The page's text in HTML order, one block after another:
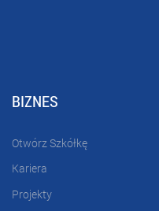
BIZNES
Otwórz Szkółkę
Kariera
Projekty